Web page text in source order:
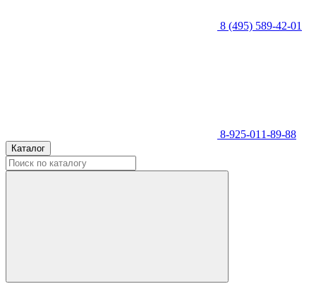
8 (495) 589-42-01
8-925-011-89-88
Каталог